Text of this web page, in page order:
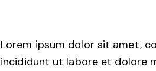
Lorem ipsum dolor sit amet,
incididunt ut labore et dolore